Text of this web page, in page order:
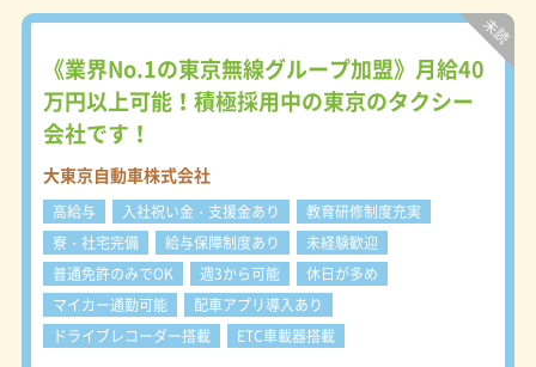
せんか？ご応募お待ちしています！
シーアプリ（GO、Uber、DiDi）、シ
ェア乗りタクシーアプリNearMe、自
社無線の5つを使える都内唯一のタク
ル、eラーニング動画、個別添乗指導
など、さまざまなバックアップ体制を
整えているので無理な運転をしなくて
も安定収入を得られます。また、出番
変更やお休みの連絡などは気兼ねなく
申請できる雰囲気です。万が一、事故
や車両損傷があった場合の自己負担は
ありません。 【ダイバーシティ採用
《業界No.1の東京無線グループ加盟》月給40
万円以上可能！積極採用中の東京のタクシー
会社です！
大東京自動車株式会社
高給与 入社祝い金・支援金あり
教育研修制度充実
寮・社宅完備
給与保障制度あり
未経験歓迎
普通免許のみでOK
週3から可能
休日が多め
マイカー通勤可能
配車アプリ導入あり
ドライブレコーダー搭載
ETC車載器搭載